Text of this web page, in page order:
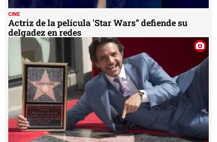
ESPECTÁCULOS
Eugenio Derbez dedica su estrella en Hollywood
a los 'hermanos latinos'
MIS TEMAS PREFERIDOS